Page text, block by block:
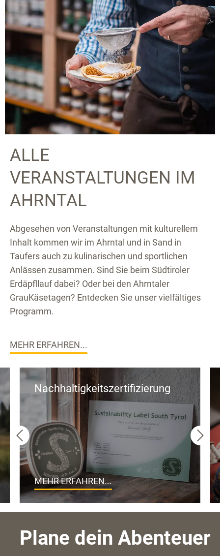
ALLE
VERANSTALTUNGEN IM
AHRNTAL
Abgesehen von Veranstaltungen mit kulturellem
Inhalt kommen wir im Ahrntal und in Sand in
Taufers auch zu kulinarischen und sportlichen
Anlässen zusammen. Sind Sie beim Südtiroler
Erdäpfllauf dabei? Oder bei den Ahrntaler
GrauKäsetagen? Entdecken Sie unser vielfältiges
Programm.
MEHR ERFAHREN...
Nachhaltigkeitszertifizierung
MEHR ERFAHREN...
Plane dein Abenteuer